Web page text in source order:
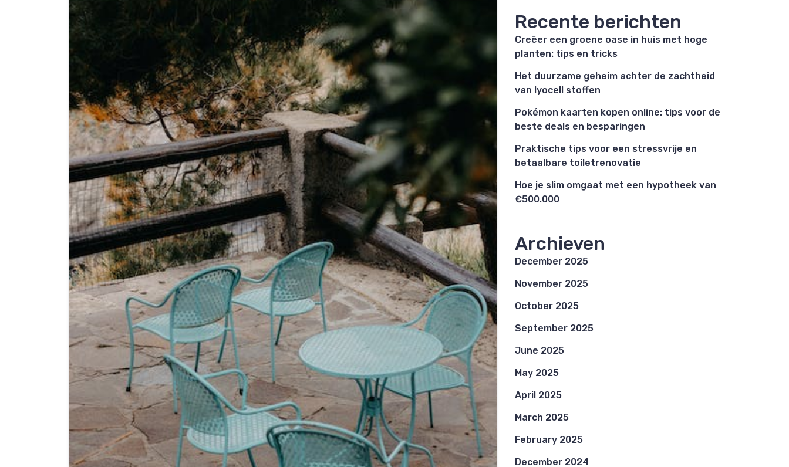
Recente berichten
Creëer een groene oase in huis met hoge
planten: tips en tricks
Het duurzame geheim achter de zachtheid
van lyocell stoffen
Pokémon kaarten kopen online: tips voor de
beste deals en besparingen
Praktische tips voor een stressvrije en
betaalbare toiletrenovatie
Hoe je slim omgaat met een hypotheek van
€500.000
Archieven
December 2025
November 2025
October 2025
September 2025
June 2025
May 2025
April 2025
March 2025
February 2025
December 2024